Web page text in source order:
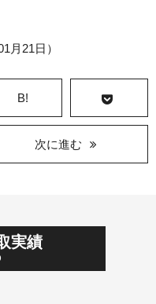
月21日）
B!
次に進む
実績